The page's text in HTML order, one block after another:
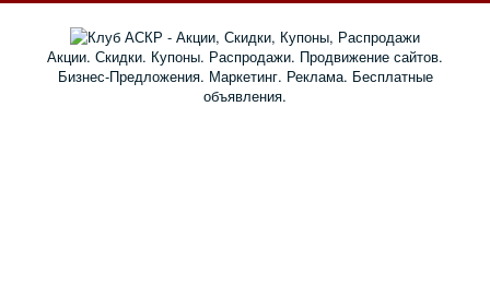
Акции. Скидки. Купоны. Распродажи. Продвижение сайтов.
Бизнес-Предложения. Маркетинг. Реклама. Бесплатные
объявления.